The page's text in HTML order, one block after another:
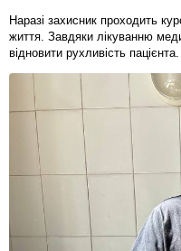
Наразі захисник проходить
життя. Завдяки лікуванню
відновити рухливість пацієнта.